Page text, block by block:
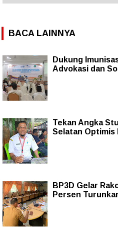
BACA LAINNYA
Dukung
Advokasi dan
Tekan Angka
Selatan Optimis
BP3D Gelar
Persen